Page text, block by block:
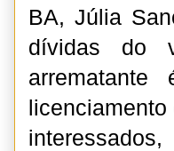
BA, Júlia
dívidas do